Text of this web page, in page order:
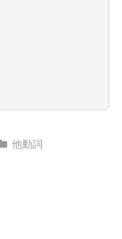
他動詞